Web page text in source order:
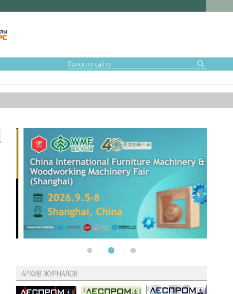
АРХИВ ЖУРНАЛОВ